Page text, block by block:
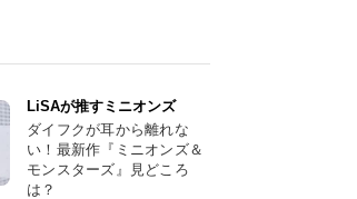
LiSAが推すミニオンズ
ダイフクが耳から離れな
い！最新作『ミニオンズ＆
モンスターズ』見どころ
は？